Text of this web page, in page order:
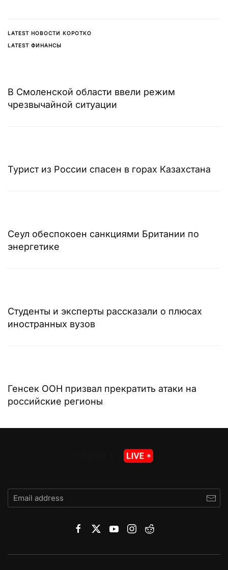
LATEST НОВОСТИ КОРОТКО
LATEST ФИНАНСЫ
В Смоленской области ввели режим
чрезвычайной ситуации
Турист из России спасен в горах Казахстана
Сеул обеспокоен санкциями Британии по
энергетике
Студенты и эксперты рассказали о плюсах
иностранных вузов
Генсек ООН призвал прекратить атаки на
российские регионы